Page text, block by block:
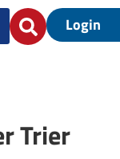
Login
Trier